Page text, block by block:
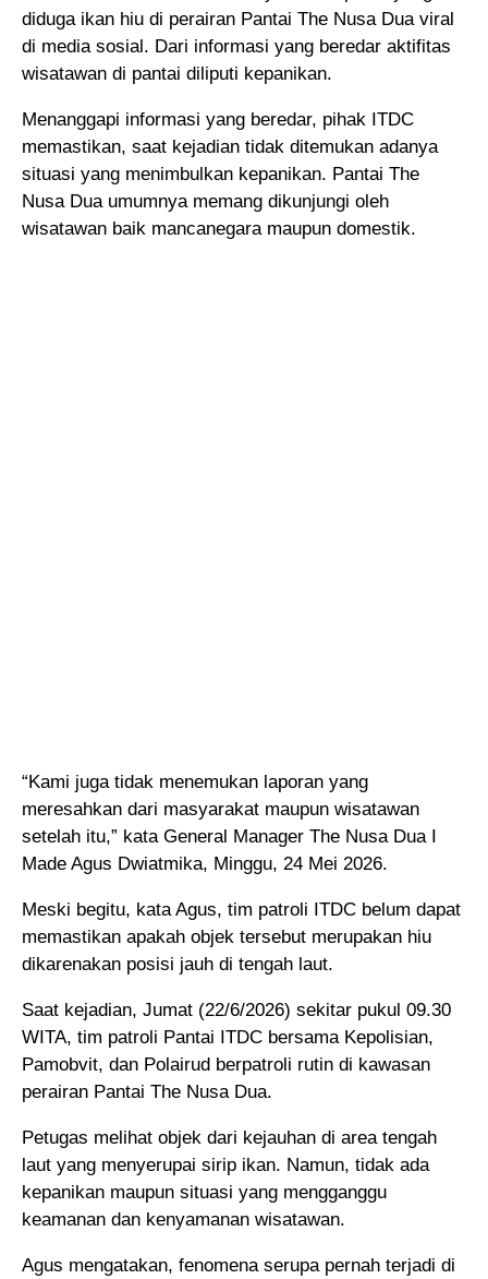
diduga ikan hiu di perairan Pantai The Nusa Dua viral
di media sosial. Dari informasi yang beredar aktifitas
wisatawan di pantai diliputi kepanikan.
Menanggapi informasi yang beredar, pihak ITDC
memastikan, saat kejadian tidak ditemukan adanya
situasi yang menimbulkan kepanikan. Pantai The
Nusa Dua umumnya memang dikunjungi oleh
wisatawan baik mancanegara maupun domestik.
“Kami juga tidak menemukan laporan yang
meresahkan dari masyarakat maupun wisatawan
setelah itu,” kata General Manager The Nusa Dua I
Made Agus Dwiatmika, Minggu, 24 Mei 2026.
Meski begitu, kata Agus, tim patroli ITDC belum dapat
memastikan apakah objek tersebut merupakan hiu
dikarenakan posisi jauh di tengah laut.
Saat kejadian, Jumat (22/6/2026) sekitar pukul 09.30
WITA, tim patroli Pantai ITDC bersama Kepolisian,
Pamobvit, dan Polairud berpatroli rutin di kawasan
perairan Pantai The Nusa Dua.
Petugas melihat objek dari kejauhan di area tengah
laut yang menyerupai sirip ikan. Namun, tidak ada
kepanikan maupun situasi yang mengganggu
keamanan dan kenyamanan wisatawan.
Agus mengatakan, fenomena serupa pernah terjadi di